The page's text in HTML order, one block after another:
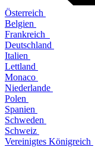
Österreich
Belgien
Frankreich
Deutschland
Italien
Lettland
Monaco
Niederlande
Polen
Spanien
Schweden
Schweiz
Vereinigtes Königreich